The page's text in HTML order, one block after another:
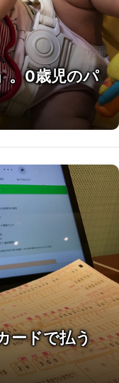
。0歳児のパ
ードで払う